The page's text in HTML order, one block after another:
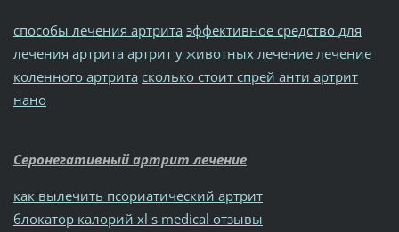
способы лечения артрита эффективное средство для
лечения артрита артрит у животных лечение лечение
коленного артрита сколько стоит спрей анти артрит
нано
Серонегативный артрит лечение
как вылечить псориатический артрит
блокатор калорий xl s medical отзывы